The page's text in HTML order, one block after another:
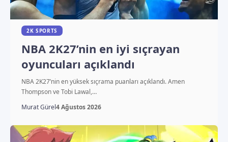
2K SPORTS
NBA 2K27’nin en iyi sıçrayan
oyuncuları açıklandı
NBA 2K27’nin en yüksek sıçrama puanları açıklandı. Amen
Thompson ve Tobi Lawal,…
Murat Gürel4 Ağustos 2026